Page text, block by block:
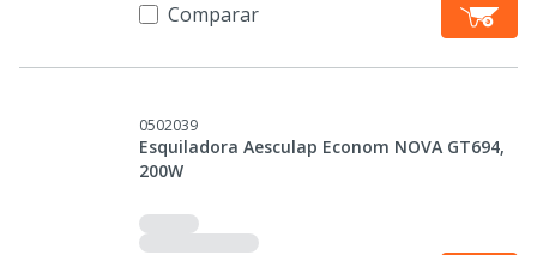
Comparar
0502039
Esquiladora Aesculap Econom NOVA GT694,
200W